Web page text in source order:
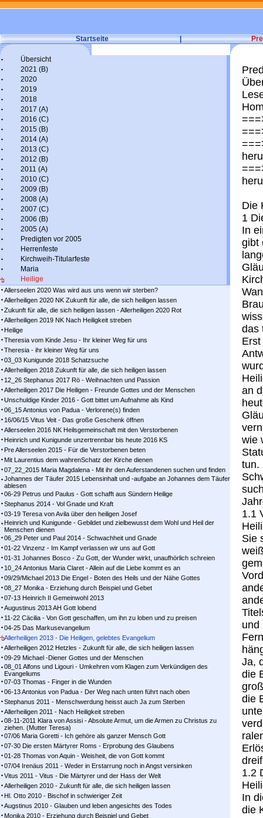
Startseite |
Übersicht
2021 (B)
2020
2019
2018
2017 (A)
2016 (C)
2015 (B)
2014 (A)
2013 (C)
2012 (B)
2011 (A)
2010 (C)
2009 (B)
2008 (A)
2007 (C)
2006 (B)
2005 (A)
Predigten vor 2005
Herrenfeste
Kirchweih-Titularfeste
Maria
Heilige
Allerseelen 2020 Was wird aus uns wenn wir sterben?
Allerheiligen 2020 NK Zukunft für alle, die sich heiligen lassen
Zukunft für alle, die sich heiligen lassen - Allerheiligen 2020 Rot
Allerheiligen 2019 NK Nach Heiligkeit streben
Heilige
Theresia vom Kinde Jesu - Ihr kleiner Weg für uns
Theresia - ihr kleiner Weg für uns
03_03 Kunigunde 2018 Schatzsuche
Allerheiligen 2018 Zukunft für alle, die sich heiligen lassen
12_26 Stephanus 2017 Rö - Weihnachten und Passion
Allerheiligen 2017 Die Heiligen - Freunde Gottes und der Menschen
Unschuldige Kinder 2016 - Gott bittet um Aufnahme als Kind
06_15 Antonius von Padua - Verlorene(s) finden
16/06/15 Vitus Veit - Das große Geschenk öffnen
Allerseelen 2016 NK Heilsgemeinschaft mit den Verstorbenen
Heinrich und Kunigunde unzertrennbar bis heute 2016 KS
Pre Allerseelen 2015 - Für die Verstorbenen beten
Mit Laurentius dem wahrenSchatz der Kirche dienen
07_22_2015 Maria Magdalena - Mit ihr den Auferstandenen suchen und finden
Johannes der Täufer 2015 Lebensinhalt und -aufgabe an Johannes dem Täufer
ablesen
06-29 Petrus und Paulus - Gott schafft aus Sündern Heilige
Stephanus 2014 - Vol Gnade und Kraft
03-19 Teresa von Avila über den heiligen Josef
Heinrich und Kunigunde - Gebildet und zielbewusst dem Wohl und Heil der
Menschen dienen
06_29 Peter und Paul 2014 - Schwachheit und Gnade
01-22 Vinzenz - Im Kampf ver­las­sen wir uns auf Gott
01-31 Johannes Bosco - Zu Gott, der Wunder wirkt, unaufhörlich schreien
10_24 Antonius Maria Claret - Allein auf die Liebe kommt es an
09/29/Michael 2013 Die Engel - Boten des Heils und der Nähe Gottes
08_27 Monika - Erziehung durch Beispiel und Gebet
07-13 Heinrich II Gemeinwohl 2013
Augustinus 2013 AH Gott lobend
11-22 Cäcilia - Von Gott geschaffen, um ihn zu loben und zu preisen
04-25 Das Markusevangelium
Allerheiligen 2013 - Die Heiligen, gelebtes Evangelium
Allerheiligen 2012 Hetzles - Zukunft für alle, die sich heiligen lassen
09-29 Michael -Diener Gottes und der Menschen
08_01 Alfons und Ligouri - Umkehren vom Klagen zum Verkündigen des
Evangeliums
07-03 Thomas - Finger in die Wunden
06-13 Antonius von Padua - Der Weg nach unten führt nach oben
Stephanus 2011 - Menschwerdung heisst auch Ja zum Sterben
Allerheiligen 2011 - Nach Heiligkeit streben
08-11-2011 Klara von Assisi - Absolute Armut, um die Armen zu Christus zu
ziehen. (Mutter Teresa)
07/06 Maria Goretti - Ich gehöre als ganzer Mensch Gott
07-30 Die ersten Märtyrer Roms - Erprobung des Glaubens
01-28 Thomas von Aquin - Weisheit, die von Gott kommt
07/04 Irenäus 2011 - Weder in Erstarrung noch in Angst versinken
Vitus 2011 - Vitus - Die Märtyrer und der Hass der Welt
Allerheiligen 2010 - Zukunft für alle, die sich heiligen lassen
Hl. Otto 2010 - Bischof in schwieriger Zeit
Augstinus 2010 - Glauben und leben angesichts des Todes
Monika 2010 - Erziehung durch Beispiel und Gebet
Die
1
In
gibt
das
an
wie
tun.
1.1
Sie
und
Ja,
die
die
1.2
In
die